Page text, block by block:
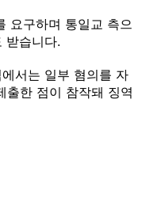
요구하며 통일교 측으
받습니다.
서는 일부 혐의를 자
출한 점이 참작돼 징역